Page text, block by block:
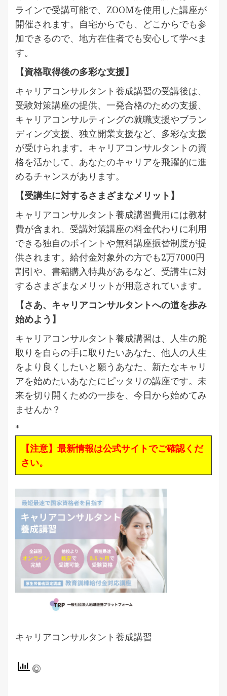
ラインで受講可能で、ZOOMを使用した講座が
開催されます。自宅からでも、どこからでも参
加できるので、地方在住者でも安心して学べま
す。
【資格取得後の多彩な支援】
キャリアコンサルタント養成講習の受講後は、
受験対策講座の提供、一発合格のための支援、
キャリアコンサルティングの就職支援やブラン
ディング支援、独立開業支援など、多彩な支援
が受けられます。キャリアコンサルタントの資
格を活かして、あなたのキャリアを飛躍的に進
めるチャンスがあります。
【受講生に対するさまざまなメリット】
キャリアコンサルタント養成講習費用には教材
費が含まれ、受講対策講座の料金代わりに利用
できる独自のポイントや無料講座振替制度が提
供されます。給付金対象外の方でも2万7000円
割引や、書籍購入特典があるなど、受講生に対
するさまざまなメリットが用意されています。
【さあ、キャリアコンサルタントへの道を歩み
始めよう】
キャリアコンサルタント養成講習は、人生の舵
取りを自らの手に取りたいあなた、他人の人生
をより良くしたいと願うあなた、新たなキャリ
アを始めたいあなたにピッタリの講座です。未
来を切り開くための一歩を、今日から始めてみ
ませんか？
*
【注意】最新情報は公式サイトでご確認くだ
さい。
キャリアコンサルタント養成講習